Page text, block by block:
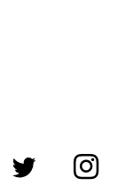
Twitter